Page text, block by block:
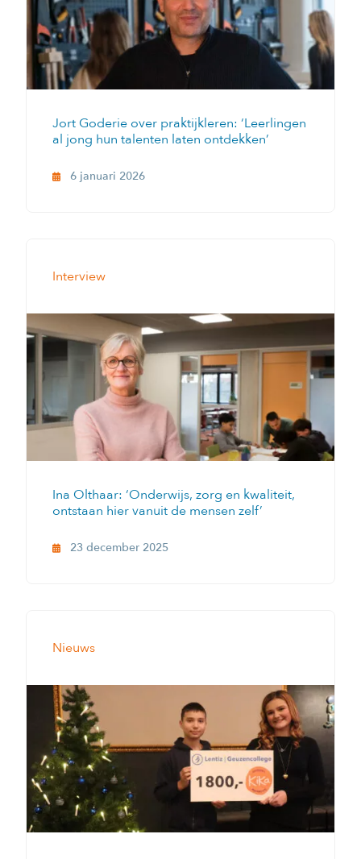
Jort Goderie over praktijkleren: ‘Leerlingen
al jong hun talenten laten ontdekken’
6 januari 2026
Interview
Ina Olthaar: ‘Onderwijs, zorg en kwaliteit,
ontstaan hier vanuit de mensen zelf’
23 december 2025
Nieuws